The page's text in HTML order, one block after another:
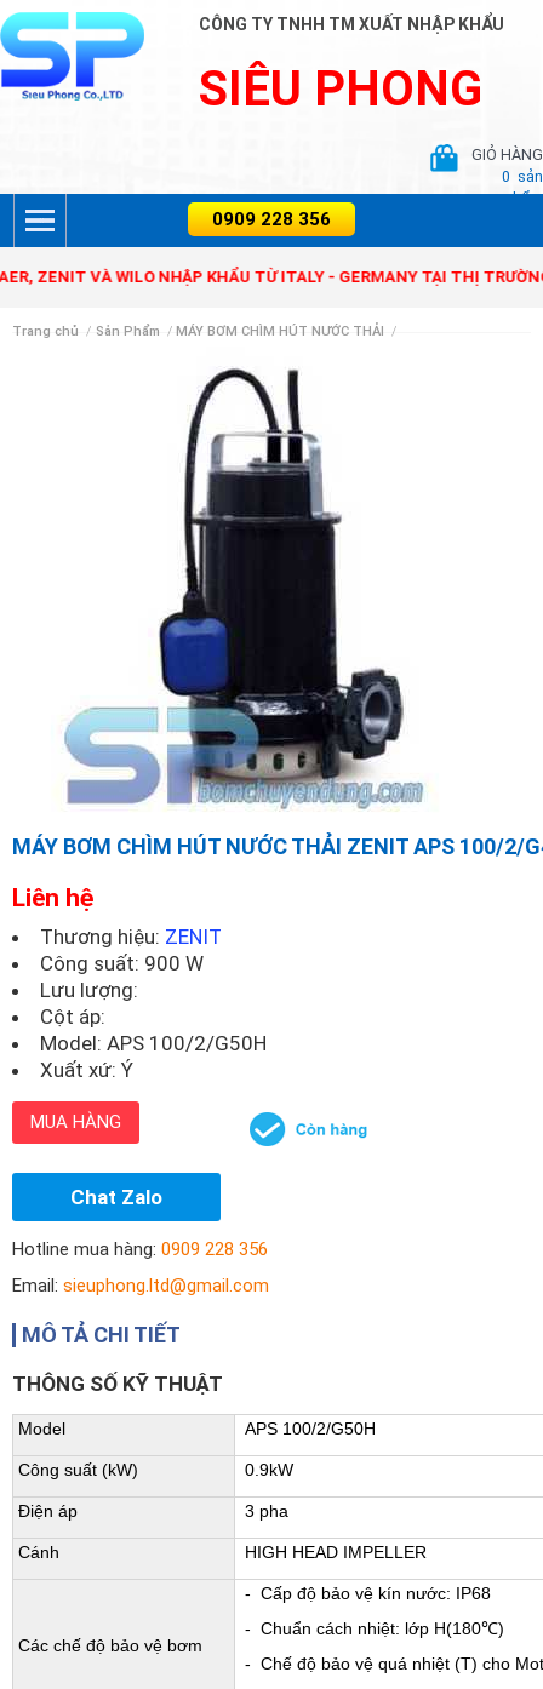
CÔNG TY TNHH TM XUẤT NHẬP KHẨU
SIÊU PHONG
GIỎ HÀNG
0 sản
phẩm
VÀ WILO NHẬP KHẨU TỪ ITALY - GERMANY TẠI THỊ TRƯỜNG
Trang chủ / Sản Phẩm / MÁY BƠM CHÌM HÚT NƯỚC THẢI /
MÁY BƠM CHÌM HÚT NƯỚC THẢI ZENIT APS 100/2/
Liên hệ
Thương hiệu: ZENIT
Công suất: 900 W
Lưu lượng:
Cột áp:
Model: APS 100/2/G50H
Xuất xứ: Ý
MUA HÀNG
Chat Zalo
Hotline mua hàng: 0909 228 356
Email: sieuphong.ltd@gmail.com
MÔ TẢ CHI TIẾT
THÔNG SỐ KỸ THUẬT
Model APS 100/2/G50H
Công suất (kW) 0.9kW
Điện áp 3 pha
Cánh HIGH HEAD IMPELLER
Các chế độ bảo vệ bơm
- Cấp độ bảo vệ kín nước: IP68
- Chuẩn cách nhiệt: lớp H(180℃)
- Chế độ bảo vệ quá nhiệt (T) cho